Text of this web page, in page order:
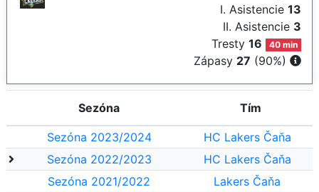
I. Asistencie 13
II. Asistencie 3
Tresty16 40 min
Zápasy 27 (90%)
Sezóna Tím
Sezóna 2023/2024
HC Lakers Čaňa
Sezóna 2022/2023
HC Lakers Čaňa
Sezóna 2021/2022
Lakers Čaňa